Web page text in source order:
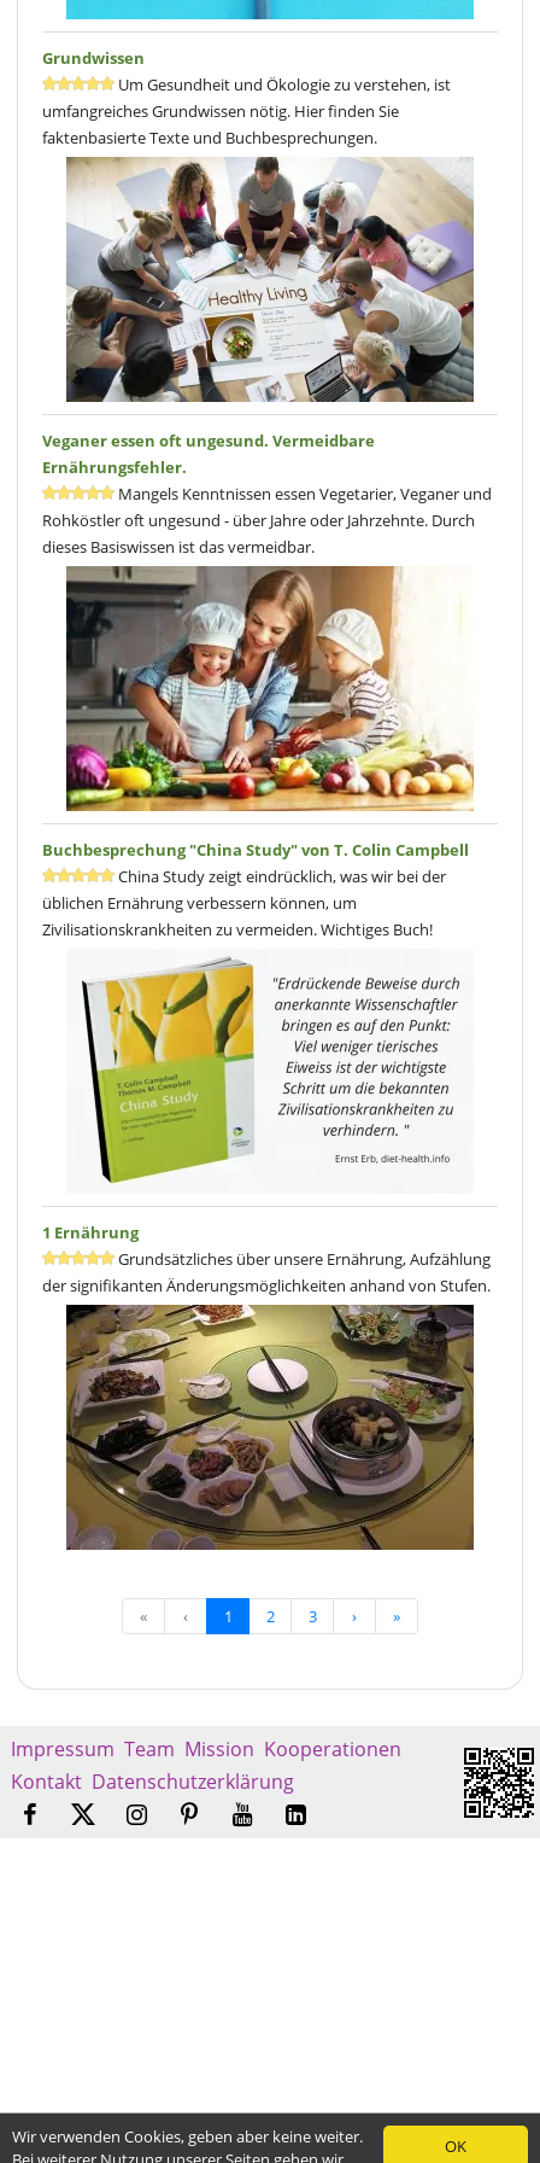
Grundwissen
Um Gesundheit und Ökologie zu verstehen, ist
umfangreiches Grundwissen nötig. Hier finden Sie
faktenbasierte Texte und Buchbesprechungen.
Veganer essen oft ungesund. Vermeidbare
Ernährungsfehler.
Mangels Kenntnissen essen Vegetarier, Veganer und
Rohköstler oft ungesund - über Jahre oder Jahrzehnte. Durch
dieses Basiswissen ist das vermeidbar.
Buchbesprechung "China Study" von T. Colin Campbell
China Study zeigt eindrücklich, was wir bei der
üblichen Ernährung verbessern können, um
Zivilisationskrankheiten zu vermeiden. Wichtiges Buch!
1 Ernährung
Grundsätzliches über unsere Ernährung, Aufzählung
der signifikanten Änderungsmöglichkeiten anhand von Stufen.
« ‹ 1 2 3 › »
Impressum Team Mission Kooperationen
Kontakt Datenschutzerklärung
OK
Wir verwenden Cookies, geben aber keine weiter.